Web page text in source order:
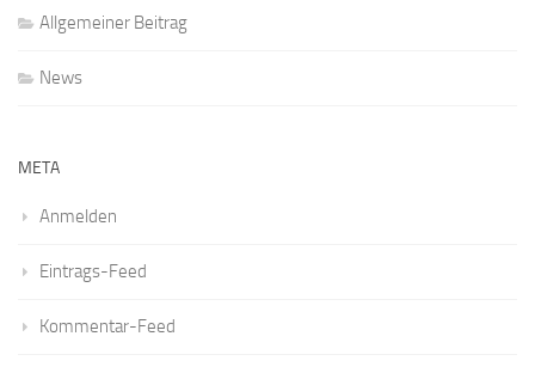
Allgemeiner Beitrag
News
META
Anmelden
Eintrags-Feed
Kommentar-Feed